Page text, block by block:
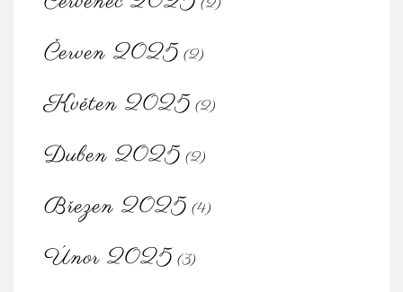
Červen 2025 (2)
Květen 2025 (2)
Duben 2025 (2)
Březen 2025 (4)
Únor 2025 (3)